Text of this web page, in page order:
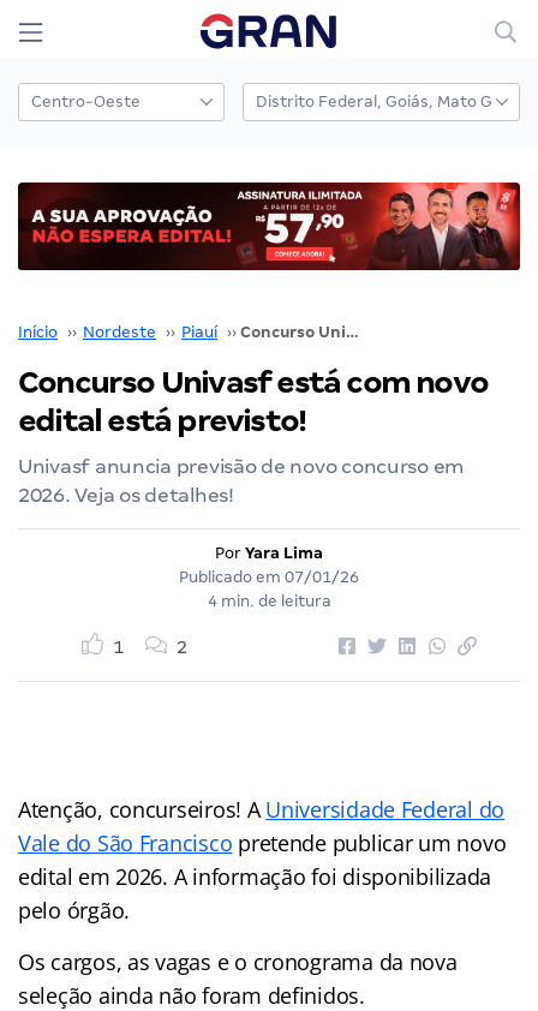
Início ›› Nordeste ›› Piauí ›› Concurso Univasf está com novo edital está previsto!
Concurso Univasf está com novo
edital está previsto!
Univasf anuncia previsão de novo concurso em
2026. Veja os detalhes!
Por Yara Lima
Publicado em 07/01/26
4 min. de leitura
1 2
Atenção, concurseiros! AUniversidade Federal do
Vale do São Francisco pretende publicar um novo
edital em 2026. A informação foi disponibilizada
pelo órgão.
Os cargos, as vagas e o cronograma da nova
seleção ainda não foram definidos.